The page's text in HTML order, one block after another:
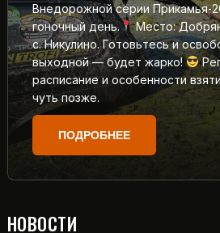
Внедорожной серии
гоночный день.
Место:
с. Никулино. Готовьтесь и
выходной — будет жарко!
расписание и особенности
чуть позже.
ПОДРОБНЕЕ
НОВОСТИ